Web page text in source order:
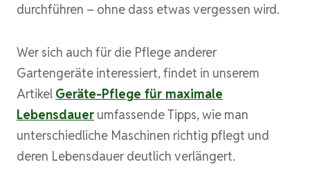
durchführen – ohne dass etwas vergessen wird.
Wer sich auch für die Pflege anderer
Gartengeräte interessiert, findet in unserem
Artikel Geräte-Pflege für maximale
Lebensdauer umfassende Tipps, wie man
unterschiedliche Maschinen richtig pflegt und
deren Lebensdauer deutlich verlängert.